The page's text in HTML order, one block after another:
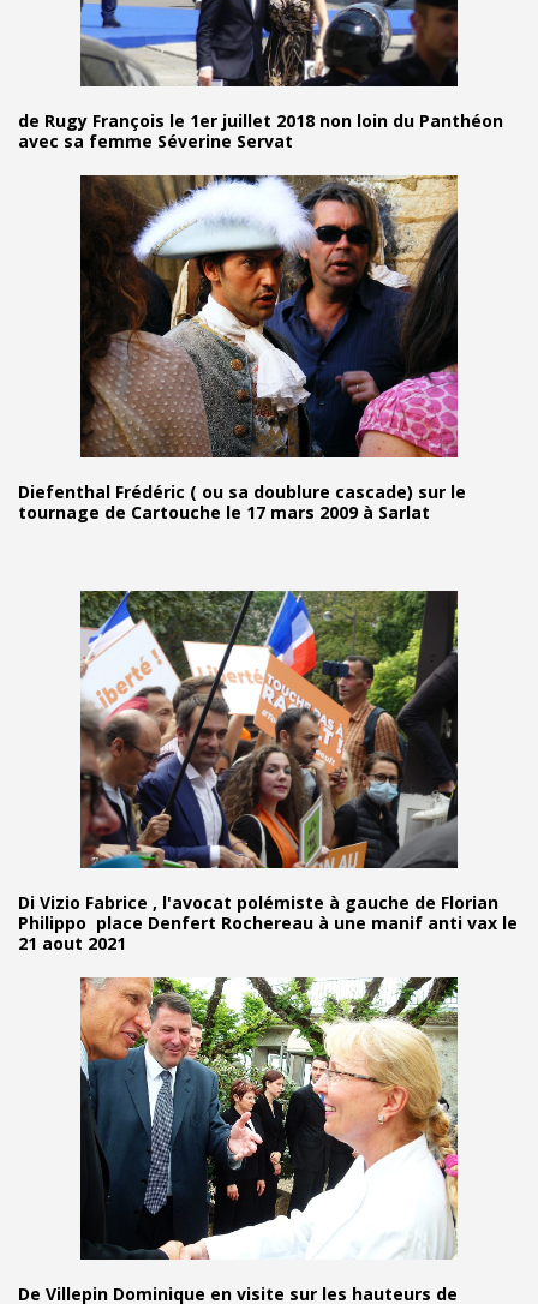
de Rugy François le 1er juillet 2018 non loin du Panthéon
avec sa femme Séverine Servat
Diefenthal Frédéric ( ou sa doublure cascade) sur le
tournage de Cartouche le 17 mars 2009 à Sarlat
Di Vizio Fabrice , l'avocat polémiste à gauche de Florian
Philippo place Denfert Rochereau à une manif anti vax le
21 aout 2021
De Villepin Dominique en visite sur les hauteurs de